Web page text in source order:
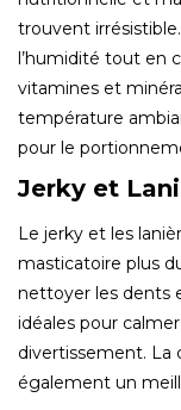
trouvent
l’humidité tout en
vitamines et
température
pour le
Jerky et
Le jerky et les
masticatoire plus
nettoyer les dents
idéales pour
divertissement. La
également un